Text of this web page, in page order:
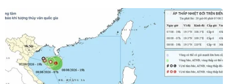
Giấy phép số: 1374/GP-BTTTT do Bộ Thông tin và Truyền thông
Quảng cáo: Phó TBT Nguyễn Thị Tám: 093.5958688, Email:
tamvna@gmail.com
Điện thoại: (024) 39411349 - (024) 39411348, Fax: (024)
39411348